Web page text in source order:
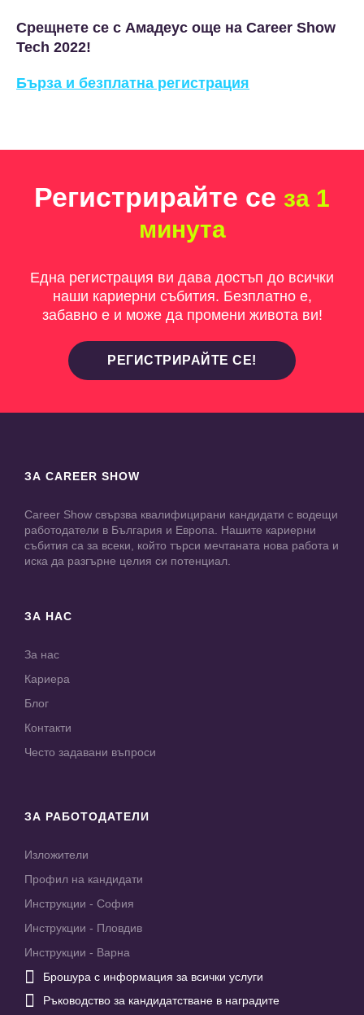
Срещнете се с Амадеус още на Career Show
Tech 2022!
Бърза и безплатна регистрация
Регистрирайте се за 1
минута
Една регистрация ви дава достъп до всички
наши кариерни събития. Безплатно е,
забавно е и може да промени живота ви!
РЕГИСТРИРАЙТЕ СЕ!
ЗА CAREER SHOW
Career Show свързва квалифицирани кандидати с водещи
работодатели в България и Европа. Нашите кариерни
събития са за всеки, който търси мечтаната нова работа и
иска да разгърне целия си потенциал.
ЗА НАС
За нас
Кариера
Блог
Контакти
Често задавани въпроси
ЗА РАБОТОДАТЕЛИ
Изложители
Профил на кандидати
Инструкции - София
Инструкции - Пловдив
Инструкции - Варна
 Брошура с информация за всички услуги
 Ръководство за кандидатстване в наградите